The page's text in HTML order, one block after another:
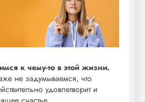
к чему-то в этой жизни.
не задумываемся, что
удовлетворит и